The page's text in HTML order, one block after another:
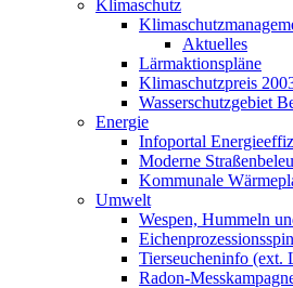
Klimaschutz
Aktuelles
Lärmaktionspläne
Klimaschutzpreis
Wasserschutzgebiet
Energie
Infoportal
Moderne
Kommunale
Umwelt
Wespen, Hummeln
Tierseucheninfo (ext.
Radon-